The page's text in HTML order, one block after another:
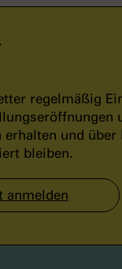
regelmäßig
erhalten und über
bleiben.
anmelden